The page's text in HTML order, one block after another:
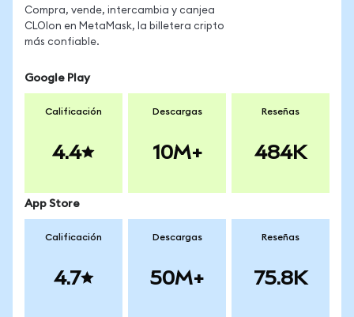
Compra, vende, intercambia y canjea
CLOIon en MetaMask, la billetera cripto
más confiable.
Google Play
Calificación
4.4
Descargas
10M+
Reseñas
484K
App Store
Calificación
4.7
Descargas
50M+
Reseñas
75.8K